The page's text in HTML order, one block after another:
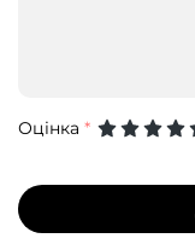
Оцінка *